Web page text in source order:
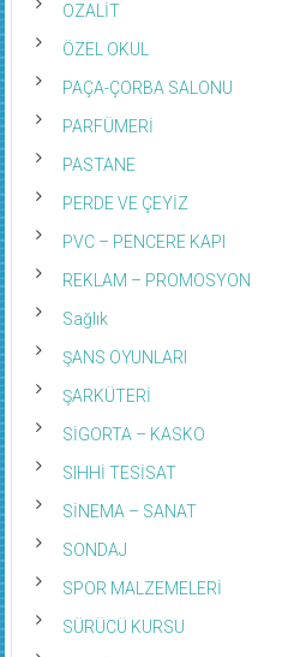
OZALİT
ÖZEL OKUL
PAÇA-ÇORBA SALONU
PARFÜMERİ
PASTANE
PERDE VE ÇEYİZ
PVC – PENCERE KAPI
REKLAM – PROMOSYON
Sağlık
ŞANS OYUNLARI
ŞARKÜTERİ
SİGORTA – KASKO
SIHHİ TESİSAT
SİNEMA – SANAT
SONDAJ
SPOR MALZEMELERİ
SÜRÜCÜ KURSU